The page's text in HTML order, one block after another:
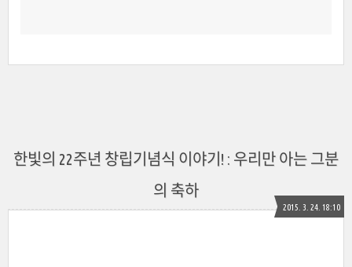
한빛의 22주년 창립기념식 이야기! : 우리만 아는 그분
의 축하
2015. 3. 24. 18:10